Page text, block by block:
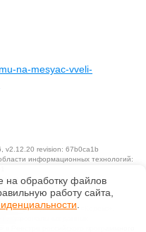
na-mesyac-vveli-
v2.12.20 revision: 67b0ca1b
информационных технологий:
принадлежат АО «Кодекс».
персональных данных
в Реестре российского программного
на обработку файлов
работу сайта,